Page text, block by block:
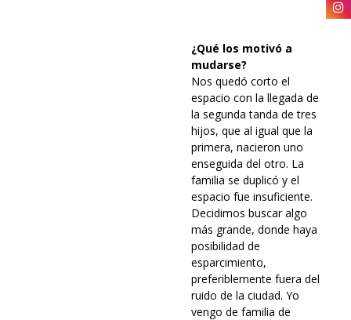
¿Qué los motivó a
mudarse?
Nos quedó corto el
espacio con la llegada de
la segunda tanda de tres
hijos, que al igual que la
primera, nacieron uno
enseguida del otro. La
familia se duplicó y el
espacio fue insuficiente.
Decidimos buscar algo
más grande, donde haya
posibilidad de
esparcimiento,
preferiblemente fuera del
ruido de la ciudad. Yo
vengo de familia de